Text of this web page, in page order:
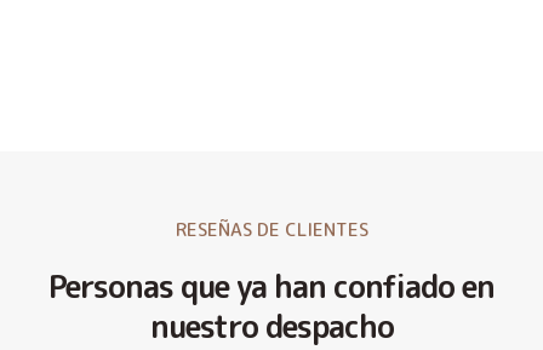
RESEÑAS DE CLIENTES
Personas que ya han confiado en
nuestro despacho